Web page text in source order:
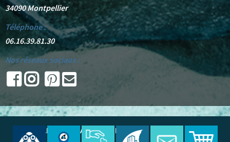
34090 Montpellier
Téléphone :
06.16.39.81.30
Nos réseaux sociaux :
© 2025 - AILERONS . All Rights Reserved.